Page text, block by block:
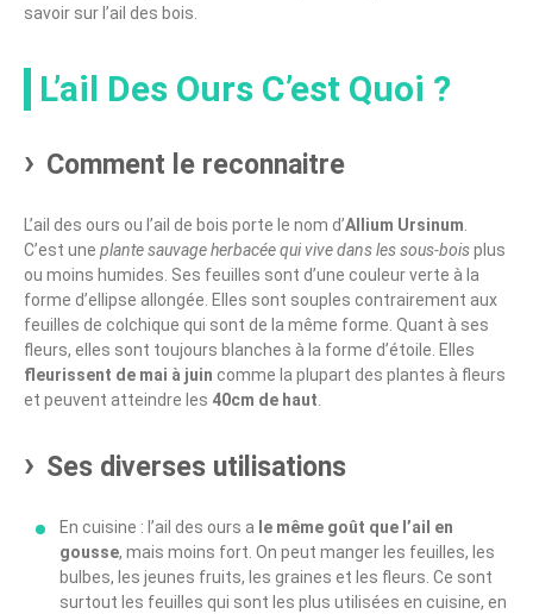
savoir sur l’ail des bois.
L’ail Des Ours C’est Quoi ?
Comment le reconnaitre
L’ail des ours ou l’ail de bois porte le nom d’Allium Ursinum.
C’est une plante sauvage herbacée qui vive dans les sous-boisplus
ou moins humides. Ses feuilles sont d’une couleur verte à la
forme d’ellipse allongée. Elles sont souples contrairement aux
feuilles de colchique qui sont de la même forme. Quant à ses
fleurs, elles sont toujours blanches à la forme d’étoile. Elles
fleurissent de mai à juin comme la plupart des plantes à fleurs
et peuvent atteindre les 40cm de haut.
Ses diverses utilisations
En cuisine : l’ail des ours a le même goût que l’ail en
gousse, mais moins fort. On peut manger les feuilles, les
bulbes, les jeunes fruits, les graines et les fleurs. Ce sont
surtout les feuilles qui sont les plus utilisées en cuisine, en